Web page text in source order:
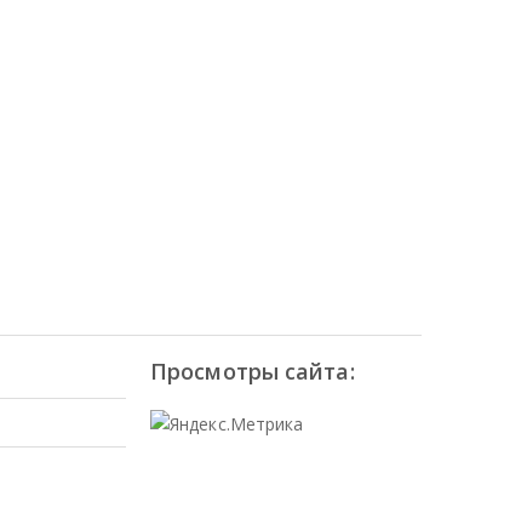
Просмотры сайта: